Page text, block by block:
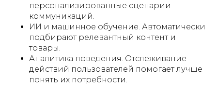
персонализированные сценарии
коммуникаций.
ИИ и машинное обучение. Автоматически
подбирают релевантный контент и
товары.
Аналитика поведения. Отслеживание
действий пользователей помогает лучше
понять их потребности.